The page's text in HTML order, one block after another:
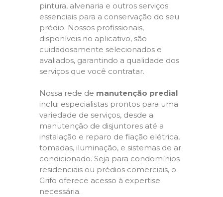
pintura, alvenaria e outros serviços
essenciais para a conservação do seu
prédio. Nossos profissionais,
disponíveis no aplicativo, são
cuidadosamente selecionados e
avaliados, garantindo a qualidade dos
serviços que você contratar.
Nossa rede de manutenção predial
inclui especialistas prontos para uma
variedade de serviços, desde a
manutenção de disjuntores até a
instalação e reparo de fiação elétrica,
tomadas, iluminação, e sistemas de ar
condicionado. Seja para condomínios
residenciais ou prédios comerciais, o
Grifo oferece acesso à expertise
necessária.